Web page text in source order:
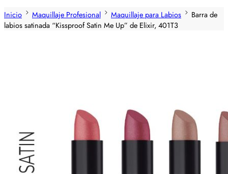
Inicio
Maquillaje Profesional Maquillaje para Labios
Barra de
labios satinada “Kissproof Satin Me Up” de Elixir, 401T3